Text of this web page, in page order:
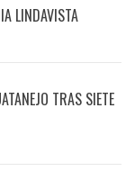
LINDAVISTA
TRAS SIETE